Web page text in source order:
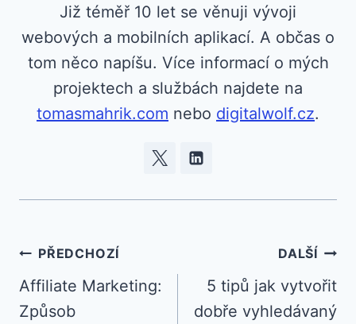
Již téměř 10 let se věnuji vývoji
webových a mobilních aplikací. A občas o
tom něco napíšu. Více informací o mých
projektech a službách najdete na
tomasmahrik.com nebo digitalwolf.cz.
Navigace
pro
PŘEDCHOZÍ
Affiliate Marketing:
Způsob
DALŠÍ
5 tipů jak vytvořit
dobře vyhledávaný